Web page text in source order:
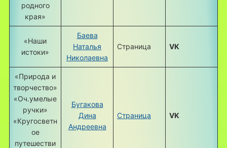
родного
края»
«Наши
истоки»
Баева
Наталья
Николаевна
Страница VK
«Природа и
творчество»
«Оч.умелые
ручки»
«Кругосветн
ое
путешестви
Бугакова
Дина
Андреевна
Страница VK